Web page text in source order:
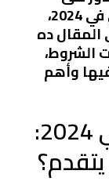
فرصة التقديم للإسكان الاجتماعي في 2024،
ده
الشروط،
وأهم
الإسكان الاجتماعي في 2024: